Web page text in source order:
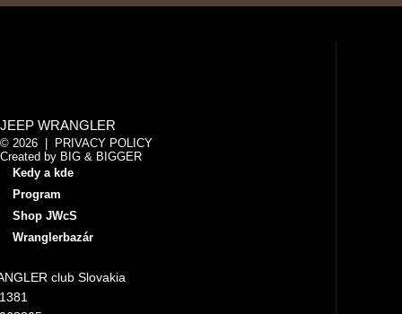
JEEP WRANGLER
© 2026 |
PRIVACY POLICY
Created by BIG & BIGGER
Kedy a kde
Program
Shop JWcS
Wranglerbazár
club Slovakia